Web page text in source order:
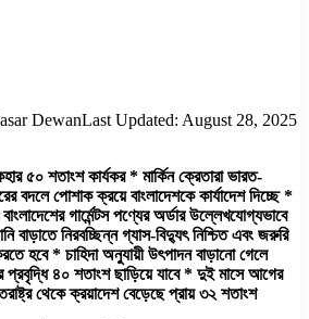
DewanLast Updated: August 28, 2025
৫০ শতাংশ কার্যকর * মার্কিন ক্রেতারা ভারত-
বদলে পোশাক ক্রয়ে বাংলাদেশকে কার্যাদেশ দিচ্ছে *
গার্মেন্টস পণ্যের অর্ডার উল্লেখযোগ্যভাবে
বাড়াতে নিরবচ্ছিন্ন গ্যাস-বিদ্যুৎ নিশ্চিত এবং জরুরি
হবে * চাহিদা অনুযায়ী উৎপাদন বাড়ানো গেলে
প্রবৃদ্ধি ৪০ শতাংশ ছাড়িয়ে যাবে * দুই মাসে আগের
থেকে ক্রয়াদেশ বেড়েছে প্রায় ৩২ শতাংশ